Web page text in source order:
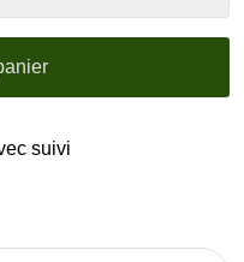
suivi